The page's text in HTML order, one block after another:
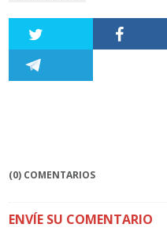
(0) COMENTARIOS
ENVÍE SU COMENTARIO